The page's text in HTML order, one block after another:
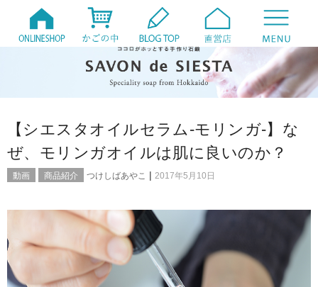
【シエスタオイルセラム-モリンガ-】な
ぜ、モリンガオイルは肌に良いのか？
動画 商品紹介 つけしばあやこ | 2017年5月10日